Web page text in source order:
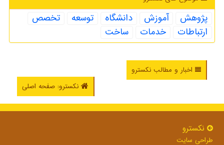
پژوهش آموزش دانشگاه توسعه
تخصص
ارتباطات
خدمات ساخت
اخبار و مطالب نکسترو
نکسترو: صفحه اصلی
نكسترو
طراحی سایت